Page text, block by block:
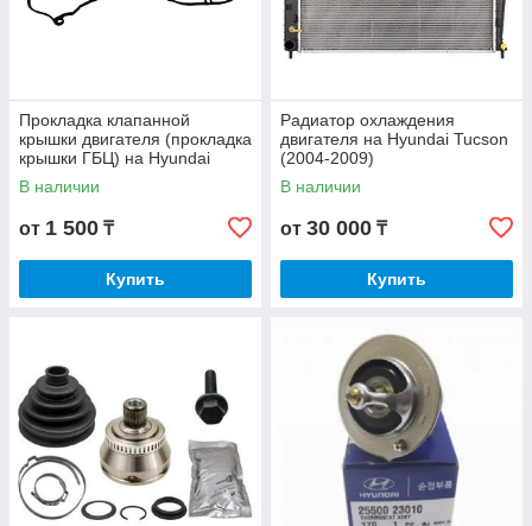
Прокладка клапанной
крышки двигателя (прокладка
крышки ГБЦ) на Hyundai
Tucson (2004-2009)
В наличии
от 1 500 ₸
Купить
Радиатор охлаждения
двигателя на Hyundai Tucson
(2004-2009)
В наличии
от 30 000 ₸
Купить